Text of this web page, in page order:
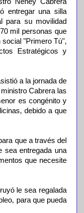
entregar una silla
para su movilidad
mil personas que
"Primero Tú",
Estratégicos y
a la jornada de
Cabrera las
es congénito y
debido a que
que a través del
sea entregada una
que necesite
le sea regalada
para que pueda